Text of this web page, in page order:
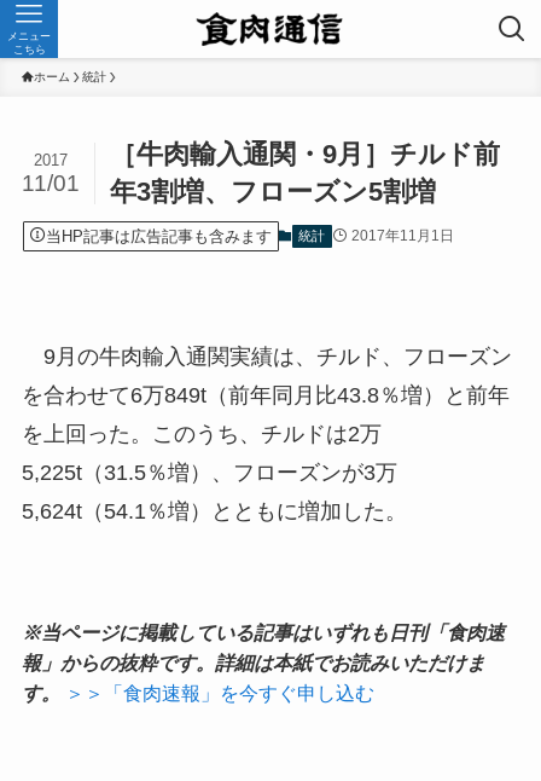
メニュー
こちら
ホーム 統計
［牛肉輸入通関・9月］チルド前
年3割増、フローズン5割増
2017
11/01
当HP記事は広告記事も含みます 統計 2017年11月1日
9月の牛肉輸入通関実績は、チルド、フローズン
を合わせて6万849t（前年同月比43.8％増）と前年
を上回った。このうち、チルドは2万
5,225t（31.5％増）、フローズンが3万
5,624t（54.1％増）とともに増加した。
※当ページに掲載している記事はいずれも日刊「食肉速
報」からの抜粋です。詳細は本紙でお読みいただけま
す。
＞＞「食肉速報」を今すぐ申し込む